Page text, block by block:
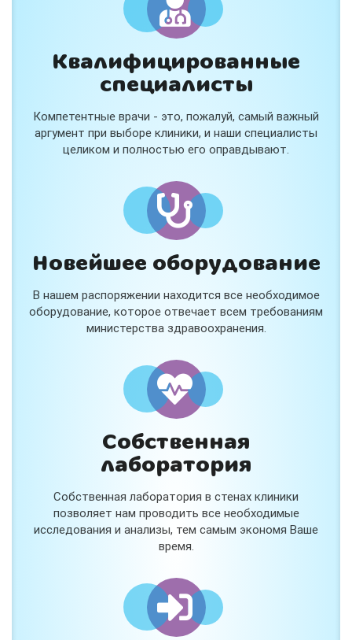
Квалифицированные
специалисты
Компетентные врачи - это, пожалуй, самый важный
аргумент при выборе клиники, и наши специалисты
целиком и полностью его оправдывают.
Новейшее оборудование
В нашем распоряжении находится все необходимое
оборудование, которое отвечает всем требованиям
министерства здравоохранения.
Собственная
лаборатория
Собственная лаборатория в стенах клиники
позволяет нам проводить все необходимые
исследования и анализы, тем самым экономя Ваше
время.